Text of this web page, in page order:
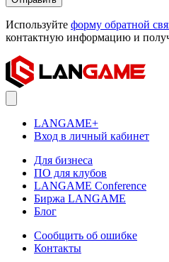
Используйте форму обратной
контактную информацию и
LANGAME+
Вход в личный кабинет
Для бизнеса
ПО для клубов
LANGAME Conference
Биржа LANGAME
Блог
Сообщить об ошибке
Контакты